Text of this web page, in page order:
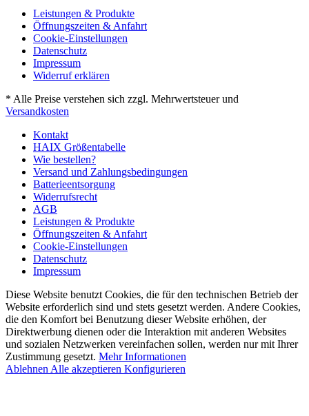
Leistungen & Produkte
Öffnungszeiten & Anfahrt
Cookie-Einstellungen
Datenschutz
Impressum
Widerruf erklären
* Alle Preise verstehen sich zzgl. Mehrwertsteuer und
Versandkosten
Kontakt
HAIX Größentabelle
Wie bestellen?
Versand und Zahlungsbedingungen
Batterieentsorgung
Widerrufsrecht
AGB
Leistungen & Produkte
Öffnungszeiten & Anfahrt
Cookie-Einstellungen
Datenschutz
Impressum
Diese Website benutzt Cookies, die für den technischen Betrieb der
Website erforderlich sind und stets gesetzt werden. Andere Cookies,
die den Komfort bei Benutzung dieser Website erhöhen, der
Direktwerbung dienen oder die Interaktion mit anderen Websites
und sozialen Netzwerken vereinfachen sollen, werden nur mit Ihrer
Zustimmung gesetzt. Mehr Informationen
Ablehnen Alle akzeptieren Konfigurieren